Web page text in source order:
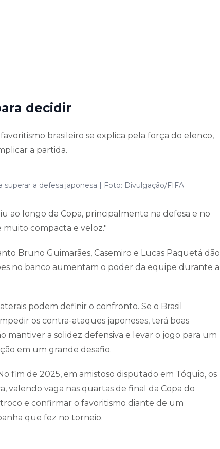
decidir
brasileiro se explica pela força do elenco,
a partida.
superar a defesa japonesa | Foto: Divulgação/FIFA
ao longo da Copa, principalmente na defesa e no
compacta e veloz."
Bruno Guimarães, Casemiro e Lucas Paquetá dão
no banco aumentam o poder da equipe durante a
podem definir o confronto. Se o Brasil
os contra-ataques japoneses, terá boas
mantiver a solidez defensiva e levar o jogo para um
em um grande desafio.
fim de 2025, em amistoso disputado em Tóquio, os
valendo vaga nas quartas de final da Copa do
e confirmar o favoritismo diante de um
que fez no torneio.